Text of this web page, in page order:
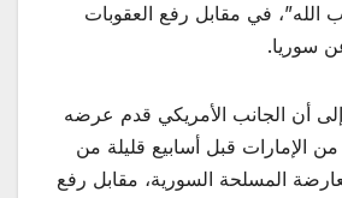
الله”، في مقابل رفع العقوبات
سوريا.
أن الجانب الأمريكي قدم عرضه
الإمارات قبل أسابيع قليلة من
المسلحة السورية، مقابل رفع